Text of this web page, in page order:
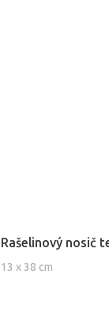
Rašelinový nosič
13 x 38 cm
hodnotenie
produktu
je